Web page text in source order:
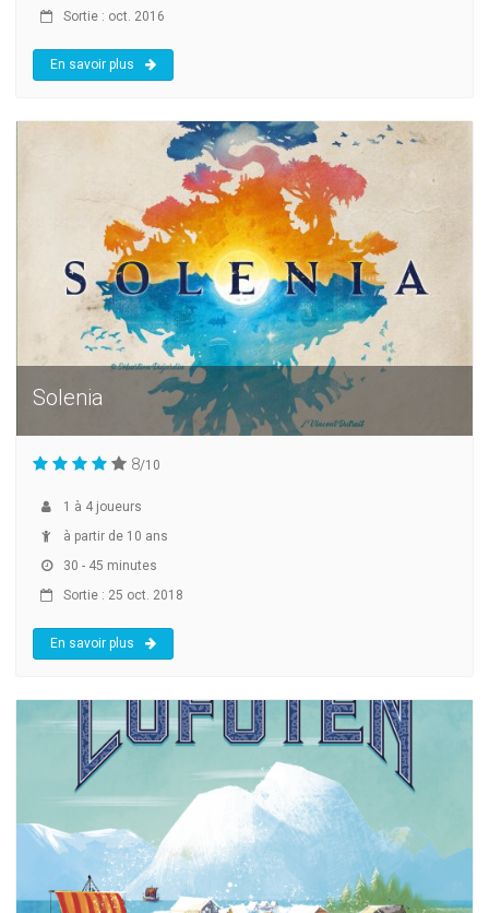
Sortie : oct. 2016
En savoir plus
Solenia
8/10
1 à 4 joueurs
à partir de 10 ans
30 - 45 minutes
Sortie : 25 oct. 2018
En savoir plus